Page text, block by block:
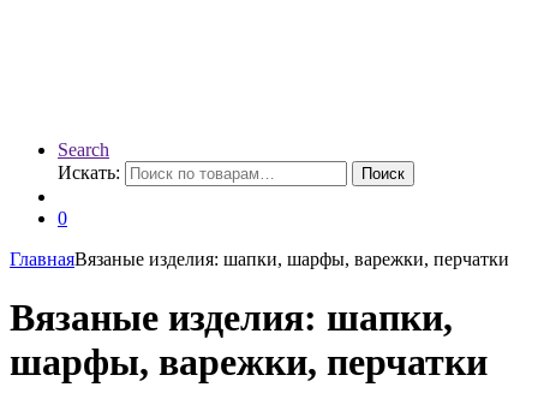
Search
Искать:
Поиск
0
ГлавнаяВязаные изделия: шапки, шарфы, варежки, перчатки
Вязаные изделия: шапки,
шарфы, варежки, перчатки